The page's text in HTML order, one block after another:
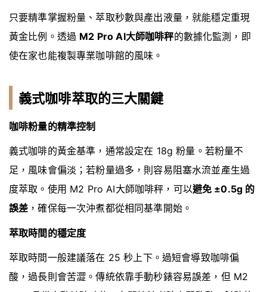
只要精準掌握粉量、萃取秒數與產出液量，就能穩定重現
黃金比例。透過 M2 Pro AI大師咖啡秤的數據化監測，即
使在家也能複製專業咖啡館的風味。
義式咖啡萃取的三大關鍵
咖啡粉量的精準控制
義式咖啡的黃金基準，通常設定在 18g 粉量。若粉量不
足，風味會偏淡；若粉量過多，則容易阻塞水流並產生過
度萃取。使用 M2 Pro AI大師咖啡秤，可以避免 ±0.5g 的
誤差 ，確保每一次沖煮都從相同基準開始。
萃取時間的穩定度
萃取時間一般建議落在 25 秒上下。過短會導致咖啡偏
酸，過長則會苦澀。傳統依靠手動秒錶容易誤差，但 M2